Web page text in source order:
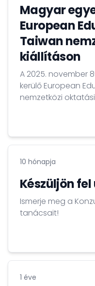
Magyar
European
Taiwan
kiállításon
A 2025. november
kerülő European
nemzetközi
Eötvös Loránd
Főiskola.
10 hónapja
Készüljön
Ismerje meg a
tanácsait!
1 éve